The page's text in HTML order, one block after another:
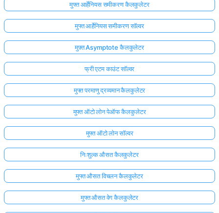
मुफ्त आर्हेनियस समीकरण कैलकुलेटर
मुफ्त आर्हेनियस समीकरण सॉल्वर
मुफ़्त Asymptote कैलकुलेटर
फ्री एटम काउंट सॉल्वर
मुफ्त परमाणु द्रव्यमान कैलकुलेटर
मुफ्त ऑटो लोन पेऑफ कैलकुलेटर
मुफ्त ऑटो लोन सॉल्वर
निःशुल्क औसत कैलकुलेटर
मुफ्त औसत विचलन कैलकुलेटर
मुफ्त औसत वेग कैलकुलेटर